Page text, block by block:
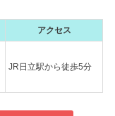
アクセス
JR日立駅から徒歩5分